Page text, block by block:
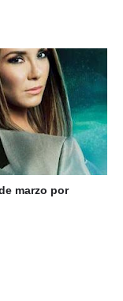
marzo por